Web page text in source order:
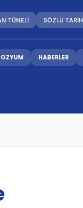
TÜNELİ SÖZLÜ TARİH
HABERLER